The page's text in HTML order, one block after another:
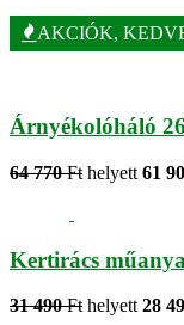
AKCIÓK,
Árnyékolóháló
64 770 Ft helyett 61
Kertirács
31 490 Fthelyett28